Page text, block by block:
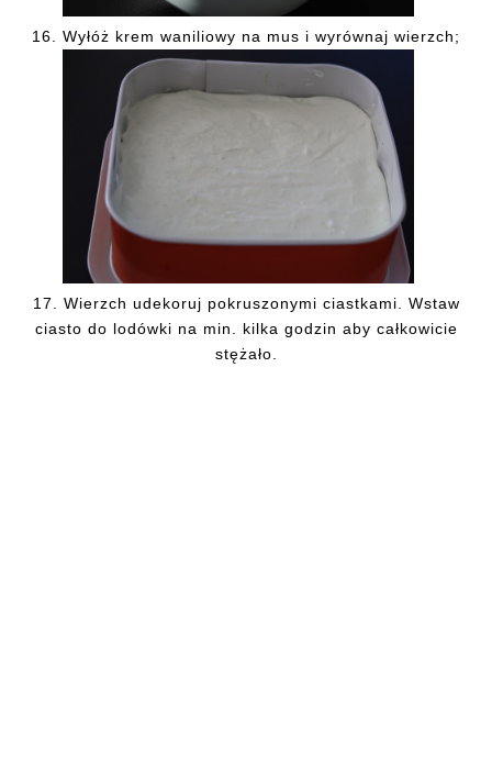
16. Wyłóż krem waniliowy na mus i wyrównaj wierzch;
17. Wierzch udekoruj pokruszonymi ciastkami. Wstaw
ciasto do lodówki na min. kilka godzin aby całkowicie
stężało.